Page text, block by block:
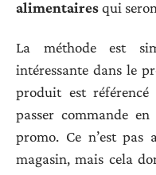
alimentairesqui
La méthode est
intéressante dans le
produit est
passer commande
promo. Ce n’est pas
magasin, mais cela